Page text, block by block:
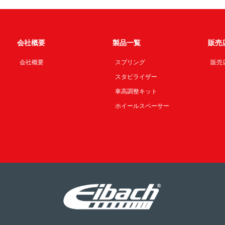
会社概要
会社概要
製品一覧
スプリング
スタビライザー
車高調整キット
ホイールスペーサー
販売
販売